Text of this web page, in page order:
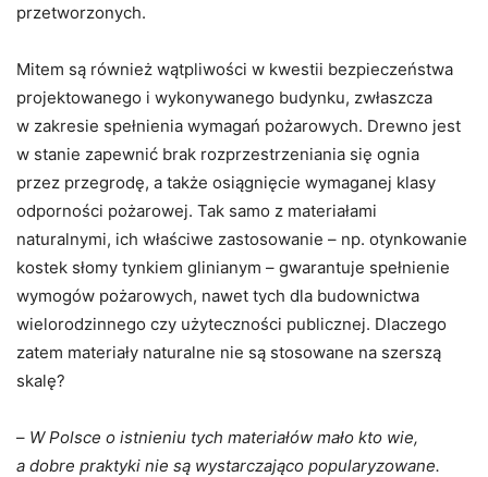
przetworzonych.
Mitem są również wątpliwości w kwestii bezpieczeństwa
projektowanego i wykonywanego budynku, zwłaszcza
w zakresie spełnienia wymagań pożarowych. Drewno jest
w stanie zapewnić brak rozprzestrzeniania się ognia
przez przegrodę, a także osiągnięcie wymaganej klasy
odporności pożarowej. Tak samo z materiałami
naturalnymi, ich właściwe zastosowanie – np. otynkowanie
kostek słomy tynkiem glinianym – gwarantuje spełnienie
wymogów pożarowych, nawet tych dla budownictwa
wielorodzinnego czy użyteczności publicznej. Dlaczego
zatem materiały naturalne nie są stosowane na szerszą
skalę?
– W Polsce o istnieniu tych materiałów mało kto wie,
a dobre praktyki nie są wystarczająco popularyzowane.